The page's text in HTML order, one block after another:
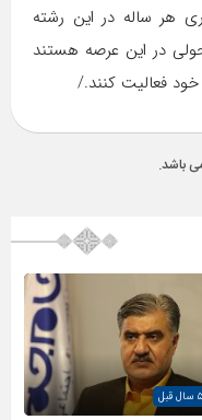
هر ساله در این رشته
در این عرصه هستند
خود فعالیت کنند./
باشد.